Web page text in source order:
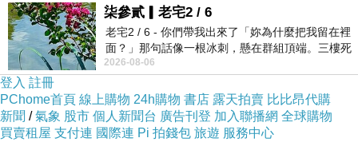
除了訊號品質，固定結構也很重要，筆電空間有
限，記憶體通常以傾斜方式插入，再壓平固定，
SO-DIMM CONNECTOR 若卡扣強度不足，長
期攜帶移動後，記憶體可能產生微幅鬆動，對一
般容量來說可能不明顯，但當系統運行 64GB 高
柒參貳▎老宅2 / 6
老宅2 / 6 - 你們帶我出來了「妳為什麼把我留在裡
面？」那句話像一根冰刺，懸在群組頂端。三樓死
死盯著照片裡的人。那個人確實站在
2026-08-06
登入 註冊
PChome首頁 線上購物 24h購物 書店 露天拍賣 比比昂代購
新聞 /氣象 股市 個人新聞台 廣告刊登 加入聯播網 全球購物
買賣租屋 支付連 國際連 Pi 拍錢包 旅遊 服務中心